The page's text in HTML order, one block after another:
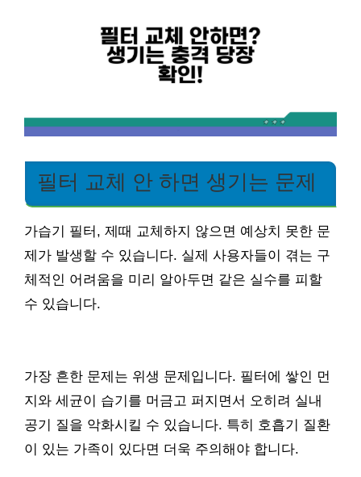
필터 교체 안 하면 생기는 문제
가습기 필터, 제때 교체하지 않으면 예상치 못한 문
제가 발생할 수 있습니다. 실제 사용자들이 겪는 구
체적인 어려움을 미리 알아두면 같은 실수를 피할
수 있습니다.
가장 흔한 문제는 위생 문제입니다. 필터에 쌓인 먼
지와 세균이 습기를 머금고 퍼지면서 오히려 실내
공기 질을 악화시킬 수 있습니다. 특히 호흡기 질환
이 있는 가족이 있다면 더욱 주의해야 합니다.